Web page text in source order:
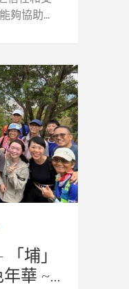
夠協助...
埔」
華 ~...